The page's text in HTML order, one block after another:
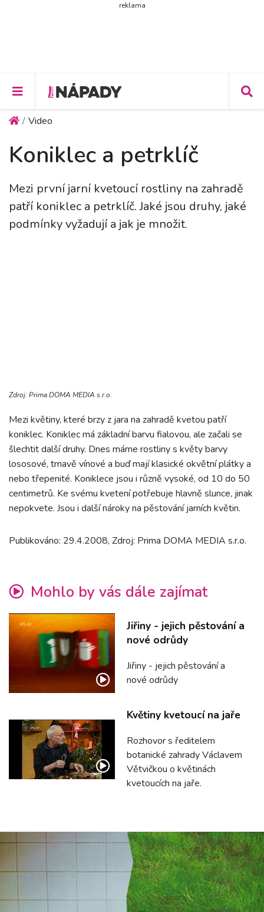
reklama
Video
Koniklec a petrklíč
Mezi první jarní kvetoucí rostliny na zahradě
patří koniklec a petrklíč. Jaké jsou druhy, jaké
podmínky vyžadují a jak je množit.
Zdroj: Prima DOMA MEDIA s.r.o.
Mezi květiny, které brzy z jara na zahradě kvetou patří
koniklec. Koniklec má základní barvu fialovou, ale začali se
šlechtit další druhy. Dnes máme rostliny s květy barvy
lososové, tmavě vínové a buď mají klasické okvětní plátky a
nebo třepenité. Koniklece jsou i různě vysoké, od 10 do 50
centimetrů. Ke svému kvetení potřebuje hlavně slunce, jinak
nepokvete. Jsou i další nároky na pěstování jarních květin.
Publikováno: 29.4.2008, Zdroj: Prima DOMA MEDIA s.r.o.
Mohlo by vás dále zajímat
Jiřiny - jejich pěstování a
nové odrůdy
Jiřiny - jejich pěstování a
nové odrůdy
Květiny kvetoucí na jaře
Rozhovor s ředitelem
botanické zahrady Václavem
Větvičkou o květinách
kvetoucích na jaře.